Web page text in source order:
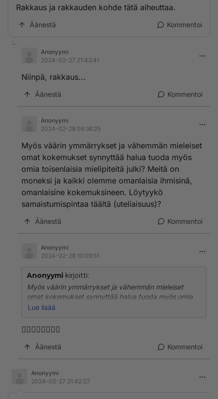
Rakkaus ja rakkauden kohde tätä aiheuttaa.
Äänestä Kommentoi
Anonyymi
2024-02-27 21:43:41
Niinpä, rakkaus...
Äänestä Kommentoi
Anonyymi
2024-02-28 09:36:25
Myös väärin ymmärrykset ja vähemmän mieleiset
omat kokemukset synnyttää halua tuoda myös
omia toisenlaisia mielipiteitä julki? Meitä on
moneksi ja kaikki olemme omanlaisia ihmisinä,
omanlaisine kokemuksineen. Löytyykö
samaistumispintaa täältä (uteliaisuus)?
Äänestä Kommentoi
Anonyymi
2024-02-28 10:09:51
Anonyymi kirjoitti:
Myös väärin ymmärrykset ja vähemmän mieleiset
omat kokemukset synnyttää halua tuoda myös omia
toisenlaisia mielipiteitä julki? Meitä on moneksi ja kaikki
kokemuksineen. Löytyykö samaistumispintaa täältä
Lue lisää
👍🏻👍🏻👍🏻👍🏻
Äänestä Kommentoi
Anonyymi
2024-02-27 21:42:27